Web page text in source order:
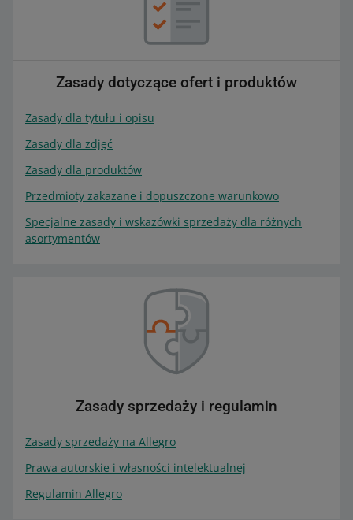
Zasady dotyczące ofert i produktów
Zasady dla tytułu i opisu
Zasady dla zdjęć
Zasady dla produktów
Przedmioty zakazane i dopuszczone warunkowo
Specjalne zasady i wskazówki sprzedaży dla różnych
asortymentów
Zasady sprzedaży i regulamin
Zasady sprzedaży na Allegro
Prawa autorskie i własności intelektualnej
Regulamin Allegro